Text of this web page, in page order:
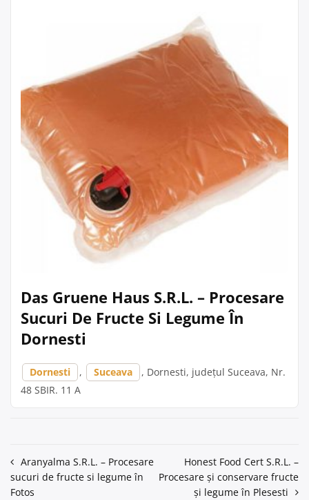
Das Gruene Haus S.R.L. – Procesare
Sucuri De Fructe Si Legume În
Dornesti
Dornesti , Suceava
, Dornesti, județul Suceava, Nr.
48 SBIR. 11 A
Navigare
în
Aranyalma S.R.L. – Procesare
sucuri de fructe si legume în
Fotos
Honest Food Cert S.R.L. –
Procesare și conservare fructe
și legume în Plesesti